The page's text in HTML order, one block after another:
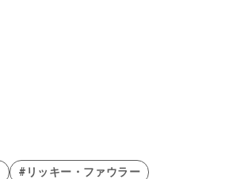
#リッキー・ファウラー